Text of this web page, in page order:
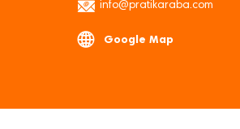
info@pratikaraba.com
Google Map